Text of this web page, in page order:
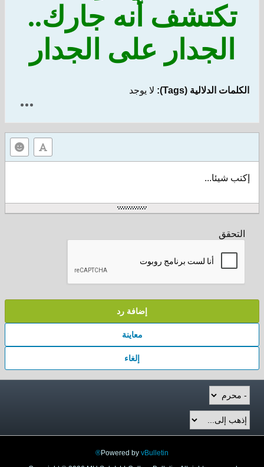
تكتشف أنه جارك..
الجدار على الجدار
الكلمات الدلالية (Tags): لا يوجد
إكتب شيئا...
التحقق
إضافة رد
معاينة
إلغاء
Powered by vBulletin®